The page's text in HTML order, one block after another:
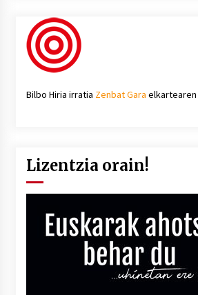
Bilbo Hiria irratia Zenbat Gara elkartearen
Lizentzia orain!